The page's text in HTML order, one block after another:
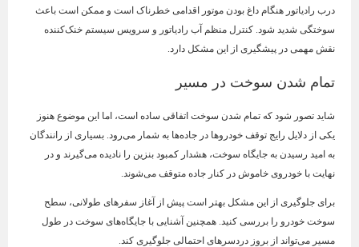
درب رادیاتور هنگام داغ بودن موتور اقدامی خطرناک است و ممکن است باعث
سوختگی شدید شود. کنترل منظم آب رادیاتور و سرویس سیستم خنک‌کننده
نقش مهمی در پیشگیری از این مشکل دارد.
تمام شدن سوخت در مسیر
شاید تصور شود که تمام شدن سوخت اتفاقی ساده است، اما این موضوع هنوز
یکی از دلایل رایج توقف خودروها در جاده‌ها به شمار می‌رود. بسیاری از رانندگان
به امید رسیدن به جایگاه سوخت، هشدار کمبود بنزین را نادیده می‌گیرند و در
نهایت با خودروی خاموش در کنار جاده متوقف می‌شوند.
برای جلوگیری از این مشکل بهتر است پیش از آغاز سفرهای طولانی، سطح
سوخت خودرو را بررسی کنید. همچنین آشنایی با جایگاه‌های سوخت در طول
مسیر می‌تواند از بروز دردسرهای احتمالی جلوگیری کند.